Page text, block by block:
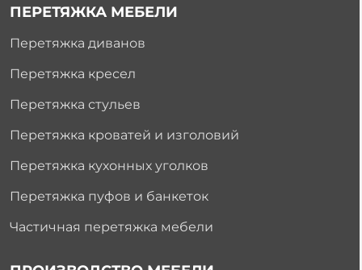
ПЕРЕТЯЖКА МЕБЕЛИ
Перетяжка диванов
Перетяжка кресел
Перетяжка стульев
Перетяжка кроватей и изголовий
Перетяжка кухонных уголков
Перетяжка пуфов и банкеток
Частичная перетяжка мебели